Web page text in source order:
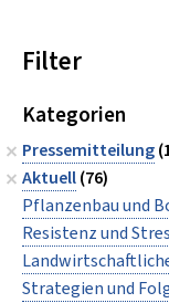
Filter
Kategorien
Pressemitteilung
Aktuell(76)
Pflanzenbau und
Resistenz und
Strategien und